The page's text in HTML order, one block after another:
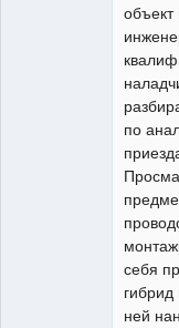
объект
по
себя
ней